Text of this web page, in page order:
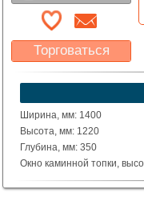
Торговаться
Какая цена Вас
устроит?
Указать цену
Ширина, мм: 1400
Высота, мм: 1220
Глубина, мм: 350
Окно каминной топки,
Окно каминной топки,